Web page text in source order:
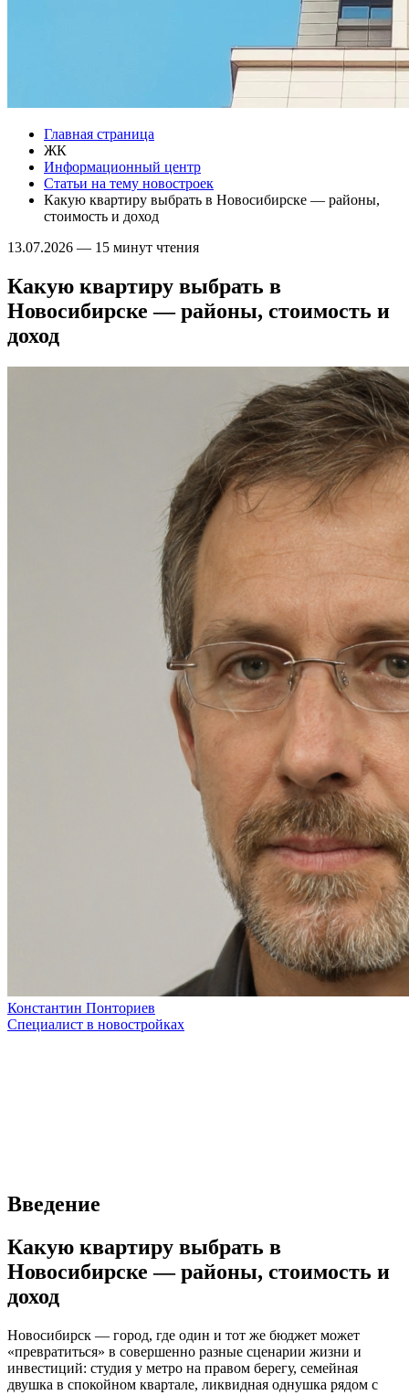
Главная страница
ЖК
Информационный центр
Статьи на тему новостроек
Какую квартиру выбрать в Новосибирске — районы,
стоимость и доход
13.07.2026 — 15 минут чтения
Какую квартиру выбрать в
Новосибирске — районы, стоимость и
доход
Константин Понториев
Специалист в новостройках
Введение
Какую квартиру выбрать в
Новосибирске — районы, стоимость и
доход
Новосибирск — город, где один и тот же бюджет может
«превратиться» в совершенно разные сценарии жизни и
инвестиций: студия у метро на правом берегу, семейная
двушка в спокойном квартале, ликвидная однушка рядом с